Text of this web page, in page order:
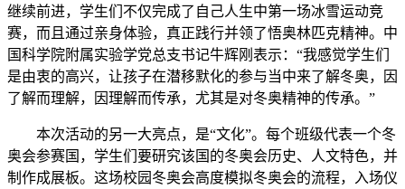
继续前进，学生们不仅完成了自己人生中第一场冰雪运动竞
赛，而且通过亲身体验，真正践行并领了悟奥林匹克精神。中
国科学院附属实验学党总支书记牛辉刚表示：“我感觉学生们
是由衷的高兴，让孩子在潜移默化的参与当中来了解冬奥，因
了解而理解，因理解而传承，尤其是对冬奥精神的传承。”
本次活动的另一大亮点，是“文化”。每个班级代表一个冬
奥会参赛国，学生们要研究该国的冬奥会历史、人文特色，并
制作成展板。这场校园冬奥会高度模拟冬奥会的流程，入场仪